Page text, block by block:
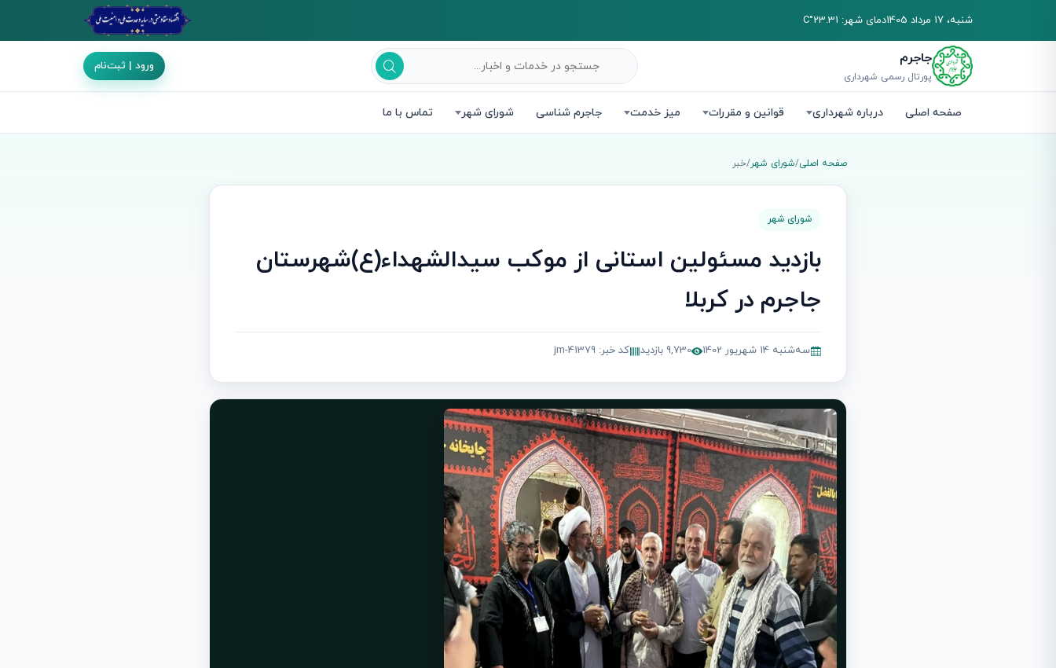
شنبه، 17 مرداد 1405 دمای شهر: 23.31°C
جاجرم
پورتال رسمی شهرداری
ورود | ثبت‌نام
صفحه اصلی درباره شهرداری قوانین و مقررات میز خدمت جاجرم شناسی شورای شهر تماس با ما
صفحه اصلی/شورای شهر/خبر
شورای شهر
بازدید مسئولین استانی از موکب سیدالشهداء(ع)شهرستان
جاجرم در کربلا
سه‌شنبه 14 شهریور 1402 9,730 بازدید کد خبر: jm-41379